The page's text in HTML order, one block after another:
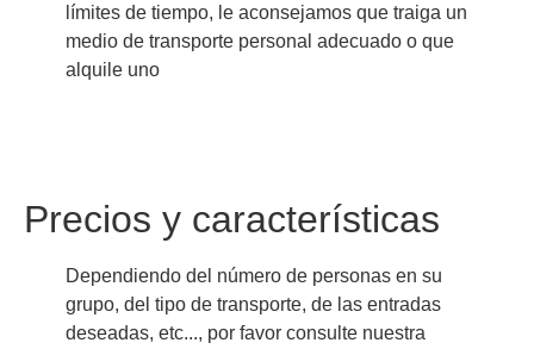
límites de tiempo, le aconsejamos que traiga un
medio de transporte personal adecuado o que
alquile uno
Precios y características
Dependiendo del número de personas en su
grupo, del tipo de transporte, de las entradas
deseadas, etc..., por favor consulte nuestra